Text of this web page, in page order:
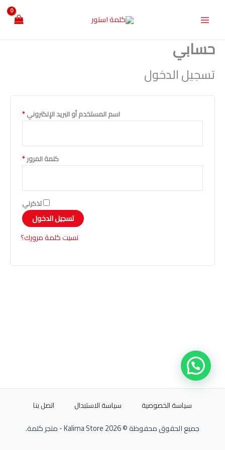
Menu
حسابي
تسجيل الدخول
اسم المستخدم أو البريد الإلكتروني*
مطلوبة
كلمة المرور*
مطلوبة
تذكرني
تسجيل الدخول
نسيت كلمة مرورك؟
سياسة الخصوصية سياسة الاستبدال اتصل بنا
جميع الحقوق محفوظة © 2026 Kalima Store - متجر كلمة.